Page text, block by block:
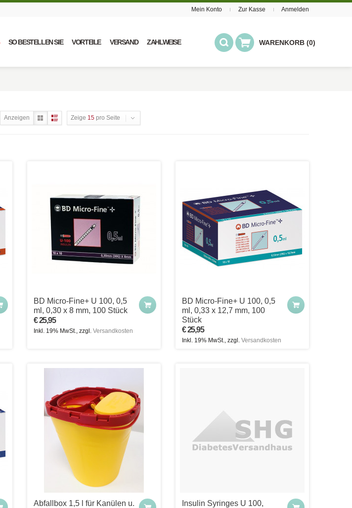
Mein Konto Zur Kasse Anmelden
SO BESTELLEN SIE VORTEILE VERSAND ZAHLWEISE WARENKORB (0)
Anzeigen Zeige 15 pro Seite
BD Micro-Fine+ U 100, 0,5
ml, 0,30 x 8 mm, 100 Stück
€ 25,95
Inkl. 19% MwSt., zzgl. Versandkosten
BD Micro-Fine+ U 100, 0,5
ml, 0,33 x 12,7 mm, 100
Stück
€ 25,95
Inkl. 19% MwSt., zzgl. Versandkosten
Abfallbox 1,5 l für Kanülen u.
Insulin Syringes U 100,